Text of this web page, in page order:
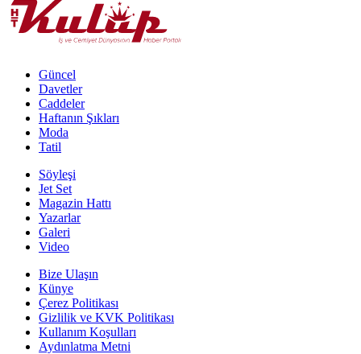
Güncel
Davetler
Caddeler
Haftanın Şıkları
Moda
Tatil
Söyleşi
Jet Set
Magazin Hattı
Yazarlar
Galeri
Video
Bize Ulaşın
Künye
Çerez Politikası
Gizlilik ve KVK Politikası
Kullanım Koşulları
Aydınlatma Metni